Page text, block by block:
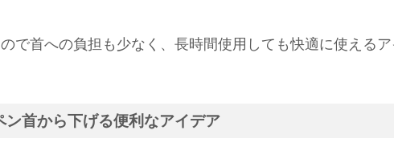
で首への負担も少なく、長時間使用しても快適に使えるア
ン首から下げる便利なアイデア